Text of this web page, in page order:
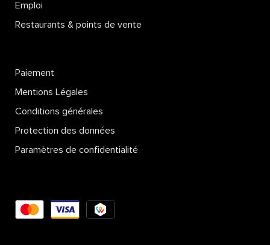
Emploi
Restaurants & points de vente
Paiement
Mentions Légales
Conditions générales
Protection des données
Paramètres de confidentialité